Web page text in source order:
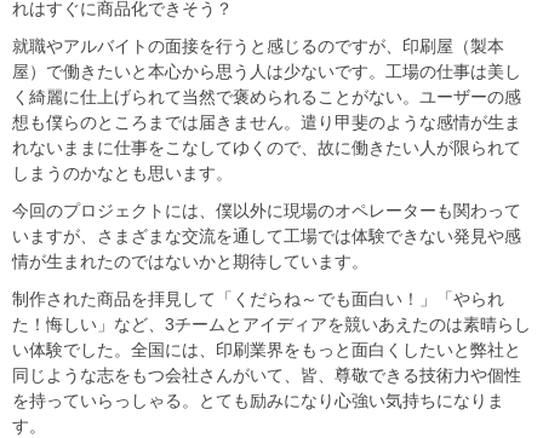
れはすぐに商品化できそう？
就職やアルバイトの面接を行うと感じるのですが、印刷屋（製本
屋）で働きたいと本心から思う人は少ないです。工場の仕事は美し
く綺麗に仕上げられて当然で褒められることがない。ユーザーの感
想も僕らのところまでは届きません。遣り甲斐のような感情が生ま
れないままに仕事をこなしてゆくので、故に働きたい人が限られて
しまうのかなとも思います。
今回のプロジェクトには、僕以外に現場のオペレーターも関わって
いますが、さまざまな交流を通して工場では体験できない発見や感
情が生まれたのではないかと期待しています。
制作された商品を拝見して「くだらね～でも面白い！」「やられ
た！悔しい」など、3チームとアイディアを競いあえたのは素晴らし
い体験でした。全国には、印刷業界をもっと面白くしたいと弊社と
同じような志をもつ会社さんがいて、皆、尊敬できる技術力や個性
を持っていらっしゃる。とても励みになり心強い気持ちになりま
す。